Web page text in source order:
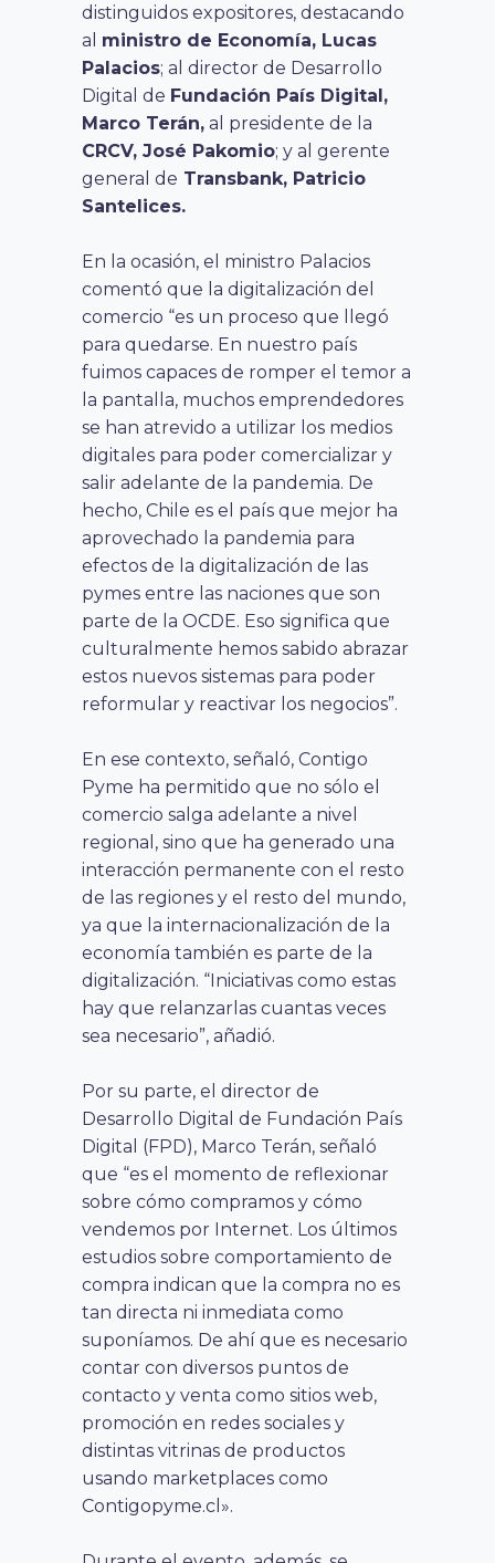
distinguidos expositores, destacando
al ministro de Economía, Lucas
Palacios; al director de Desarrollo
Digital de Fundación País Digital,
Marco Terán, al presidente de la
CRCV, José Pakomio; y al gerente
general de Transbank, Patricio
Santelices.
En la ocasión, el ministro Palacios
comentó que la digitalización del
comercio “es un proceso que llegó
para quedarse. En nuestro país
fuimos capaces de romper el temor a
la pantalla, muchos emprendedores
se han atrevido a utilizar los medios
digitales para poder comercializar y
salir adelante de la pandemia. De
hecho, Chile es el país que mejor ha
aprovechado la pandemia para
efectos de la digitalización de las
pymes entre las naciones que son
parte de la OCDE. Eso significa que
culturalmente hemos sabido abrazar
estos nuevos sistemas para poder
reformular y reactivar los negocios”.
En ese contexto, señaló, Contigo
Pyme ha permitido que no sólo el
comercio salga adelante a nivel
regional, sino que ha generado una
interacción permanente con el resto
de las regiones y el resto del mundo,
ya que la internacionalización de la
economía también es parte de la
digitalización. “Iniciativas como estas
hay que relanzarlas cuantas veces
sea necesario”, añadió.
Por su parte, el director de
Desarrollo Digital de Fundación País
Digital (FPD), Marco Terán, señaló
que “es el momento de reflexionar
sobre cómo compramos y cómo
vendemos por Internet. Los últimos
estudios sobre comportamiento de
compra indican que la compra no es
tan directa ni inmediata como
suponíamos. De ahí que es necesario
contar con diversos puntos de
contacto y venta como sitios web,
promoción en redes sociales y
distintas vitrinas de productos
usando marketplaces como
Contigopyme.cl».